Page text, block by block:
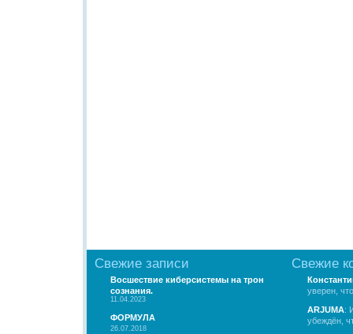
Свежие записи
Восшествие киберсистемы на трон
сознания.
11.04.2023
ФОРМУЛА
26.07.2018
Свежие
уверен,
ARJUMA:
убеждён,